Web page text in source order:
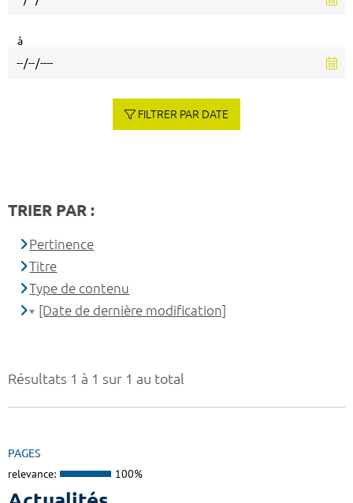
Résultats 1 à 1 sur 1 au total
PAGES
relevance: 100%
à
FILTRER PAR DATE
TRIER PAR :
Pertinence
Titre
Type de contenu
[Date de dernière modification]